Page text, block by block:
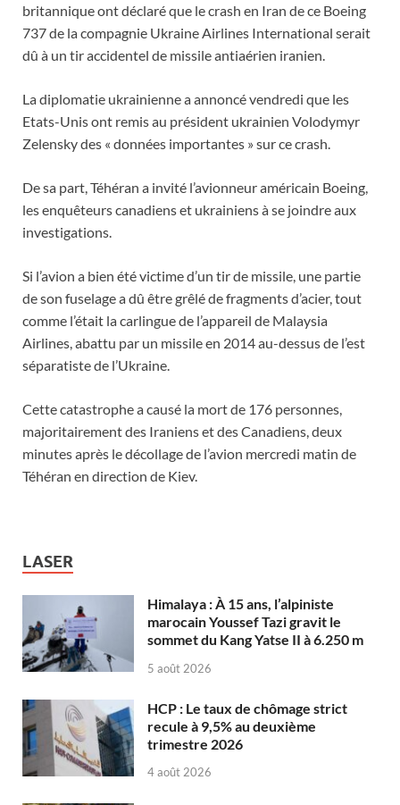
britannique ont déclaré que le crash en Iran de ce Boeing
737 de la compagnie Ukraine Airlines International serait
dû à un tir accidentel de missile antiaérien iranien.
La diplomatie ukrainienne a annoncé vendredi que les
Etats-Unis ont remis au président ukrainien Volodymyr
Zelensky des « données importantes » sur ce crash.
De sa part, Téhéran a invité l’avionneur américain Boeing,
les enquêteurs canadiens et ukrainiens à se joindre aux
investigations.
Si l’avion a bien été victime d’un tir de missile, une partie
de son fuselage a dû être grêlé de fragments d’acier, tout
comme l’était la carlingue de l’appareil de Malaysia
Airlines, abattu par un missile en 2014 au-dessus de l’est
séparatiste de l’Ukraine.
Cette catastrophe a causé la mort de 176 personnes,
majoritairement des Iraniens et des Canadiens, deux
minutes après le décollage de l’avion mercredi matin de
Téhéran en direction de Kiev.
LASER
Himalaya : À 15 ans, l’alpiniste
marocain Youssef Tazi gravit le
sommet du Kang Yatse II à 6.250 m
5 août 2026
HCP : Le taux de chômage strict
recule à 9,5% au deuxième
trimestre 2026
4 août 2026